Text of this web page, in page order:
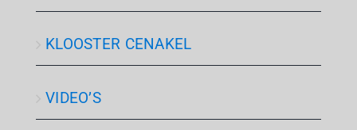
KLOOSTER CENAKEL
VIDEO’S